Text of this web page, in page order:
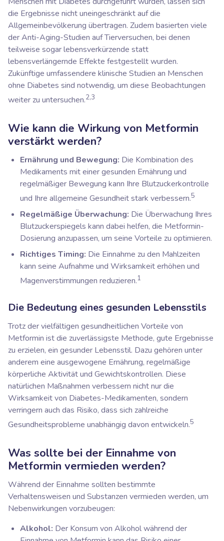
die Ergebnisse nicht uneingeschränkt auf die
Allgemeinbevölkerung übertragen. Zudem basierten viele
der Anti-Aging-Studien auf Tierversuchen, bei denen
teilweise sogar lebensverkürzende statt
lebensverlängernde Effekte festgestellt wurden.
Zukünftige umfassendere klinische Studien an Menschen
ohne Diabetes sind notwendig, um diese Beobachtungen
weiter zu untersuchen.2,3
Wie kann die Wirkung von Metformin
verstärkt werden?
Ernährung und Bewegung: Die Kombination des
Medikaments mit einer gesunden Ernährung und
regelmäßiger Bewegung kann Ihre Blutzuckerkontrolle
und Ihre allgemeine Gesundheit stark verbessern.5
Regelmäßige Überwachung: Die Überwachung Ihres
Blutzuckerspiegels kann dabei helfen, die Metformin-
Dosierung anzupassen, um seine Vorteile zu optimieren.
Richtiges Timing: Die Einnahme zu den Mahlzeiten
kann seine Aufnahme und Wirksamkeit erhöhen und
Magenverstimmungen reduzieren.1
Die Bedeutung eines gesunden Lebensstils
Trotz der vielfältigen gesundheitlichen Vorteile von
Metformin ist die zuverlässigste Methode, gute Ergebnisse
zu erzielen, ein gesunder Lebensstil. Dazu gehören unter
anderem eine ausgewogene Ernährung, regelmäßige
körperliche Aktivität und Gewichtskontrollen. Diese
natürlichen Maßnahmen verbessern nicht nur die
Wirksamkeit von Diabetes-Medikamenten, sondern
verringern auch das Risiko, dass sich zahlreiche
Gesundheitsprobleme unabhängig davon entwickeln.5
Was sollte bei der Einnahme von
Metformin vermieden werden?
Während der Einnahme sollten bestimmte
Verhaltensweisen und Substanzen vermieden werden, um
Nebenwirkungen vorzubeugen:
Alkohol: Der Konsum von Alkohol während der